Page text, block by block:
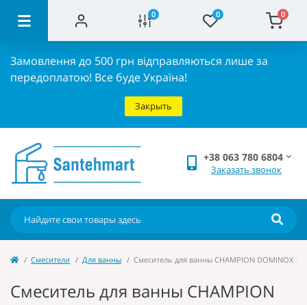
0 0 0
Замовлення до 500 грн відправляються лише за
передоплатою! Все буде Україна!
Закрыть
+38 063 780 6804
Заказать звонок
Cмесители Для ванны Смеситель для ванны CHAMPION DOMINOX
Смеситель для ванны CHAMPION